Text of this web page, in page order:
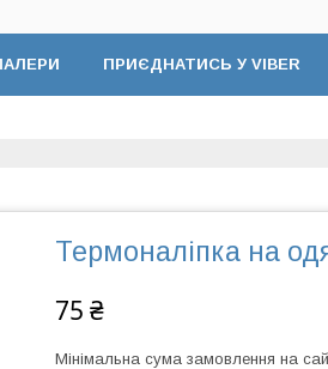
ПРИЄДНАТИСЬ У VIBER
Термоналіпка на
75 ₴
Мінімальна сума замовлення на